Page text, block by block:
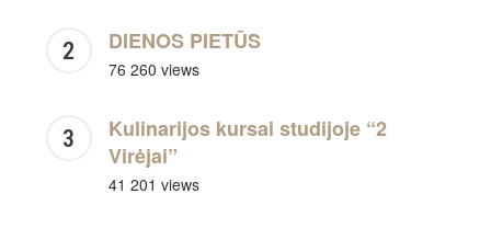
DIENOS PIETŪS
76 260 views
Kulinarijos kursai studijoje “2
Virėjai”
41 201 views